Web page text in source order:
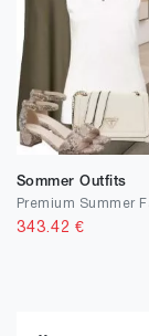
Sommer Outfits
343.42 €